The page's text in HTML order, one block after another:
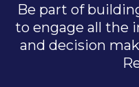
Be part of
to engage all the
and decision